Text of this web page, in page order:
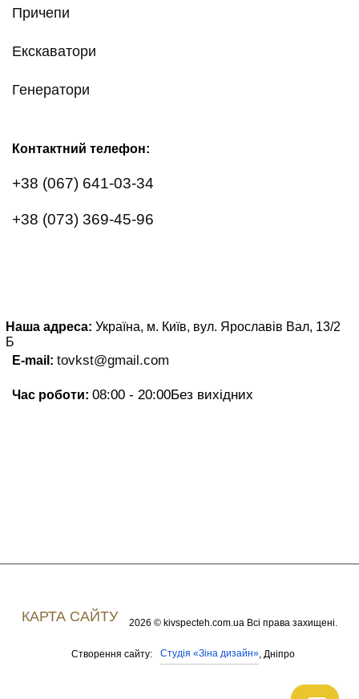
Причепи
Екскаватори
Генератори
Контактний телефон:
+38 (067) 641-03-34
+38 (073) 369-45-96
Наша адреса: Україна, м. Київ, вул. Ярославів Вал, 13/2
Б
E-mail: tovkst@gmail.com
Час роботи: 08:00 - 20:00Без вихідних
КАРТА САЙТУ 2026 © kivspecteh.com.ua Всі права захищені.
Створення сайту: Студія «Зіна дизайн», Дніпро